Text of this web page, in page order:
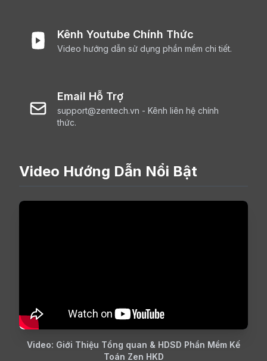
Kênh Youtube Chính Thức
Video hướng dẫn sử dụng phần mềm chi tiết.
Email Hỗ Trợ
support@zentech.vn - Kênh liên hệ chính
thức.
Video Hướng Dẫn Nổi Bật
Video: Giới Thiệu Tổng quan & HDSD Phần Mềm Kế
Toán Zen HKD